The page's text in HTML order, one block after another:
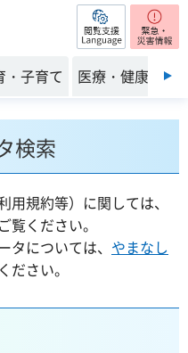
閲覧支援
・子育て 医療・健康・福
検索
規約等）に関しては、
覧ください。
については、 やまなし
ださい。